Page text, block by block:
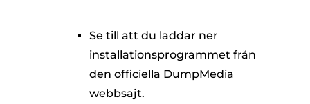
Se till att du laddar ner
installationsprogrammet från
den officiella DumpMedia
webbsajt.